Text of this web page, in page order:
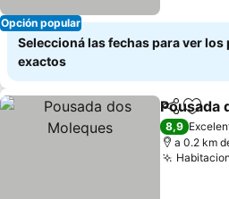
Opción popular
Seleccioná las fechas para ver los
exactos
Compartir
Pousada
8,9
a 0.2 km